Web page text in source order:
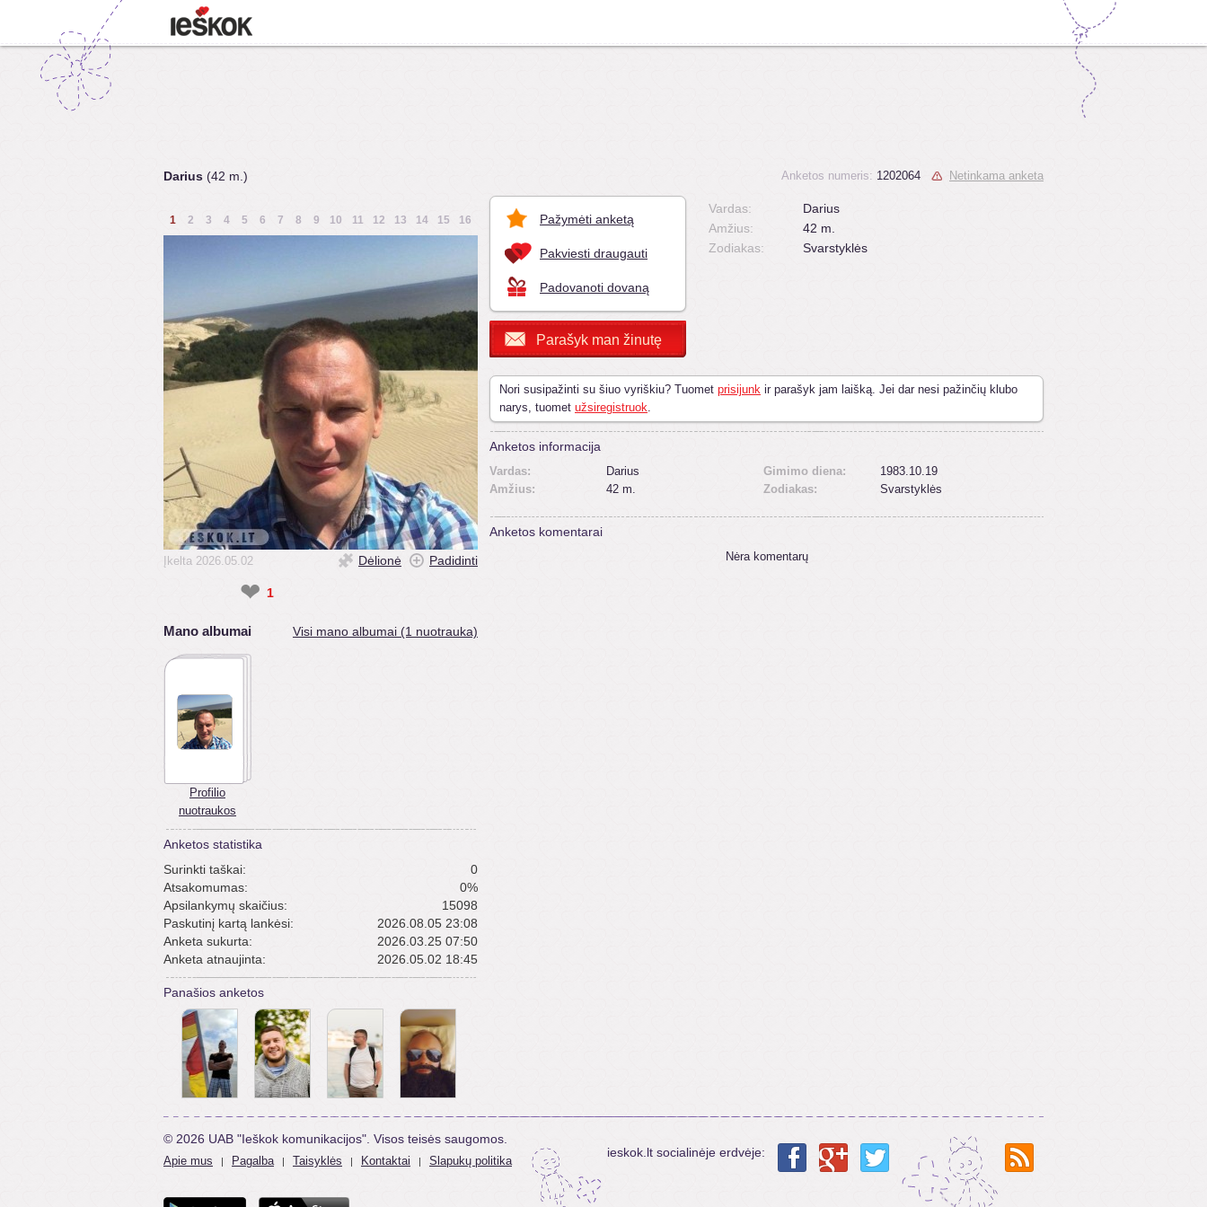
Darius (42 m.)
1 2 3 4 5 6 7 8 9 10 11 12 13 14 15 16
Įkelta 2026.05.02 Dėlionė Padidinti
❤ 1
Mano albumai Visi mano albumai (1 nuotrauka)
Profilio
nuotraukos
Anketos statistika
Surinkti taškai:
0
Atsakomumas:
0%
Apsilankymų skaičius:
15098
Paskutinį kartą lankėsi:
2026.08.05 23:08
Anketa sukurta:
2026.03.25 07:50
Anketa atnaujinta:
2026.05.02 18:45
Panašios anketos
Pažymėti anketą
Pakviesti draugauti
Padovanoti dovaną
Parašyk man žinutę
Anketos numeris: 1202064 Netinkama anketa
Vardas:
Darius
Amžius:
42 m.
Zodiakas:
Svarstyklės
Nori susipažinti su šiuo vyriškiu? Tuomet prisijunk ir parašyk jam laišką. Jei dar nesi pažinčių klubo
narys, tuomet užsiregistruok.
Anketos informacija
Vardas:
Darius
Amžius:
42 m.
Gimimo diena:
1983.10.19
Zodiakas:
Svarstyklės
Anketos komentarai
Nėra komentarų
© 2026 UAB "Ieškok komunikacijos". Visos teisės saugomos.
Apie mus | Pagalba | Taisyklės | Kontaktai | Slapukų politika
ieskok.lt socialinėje erdvėje: